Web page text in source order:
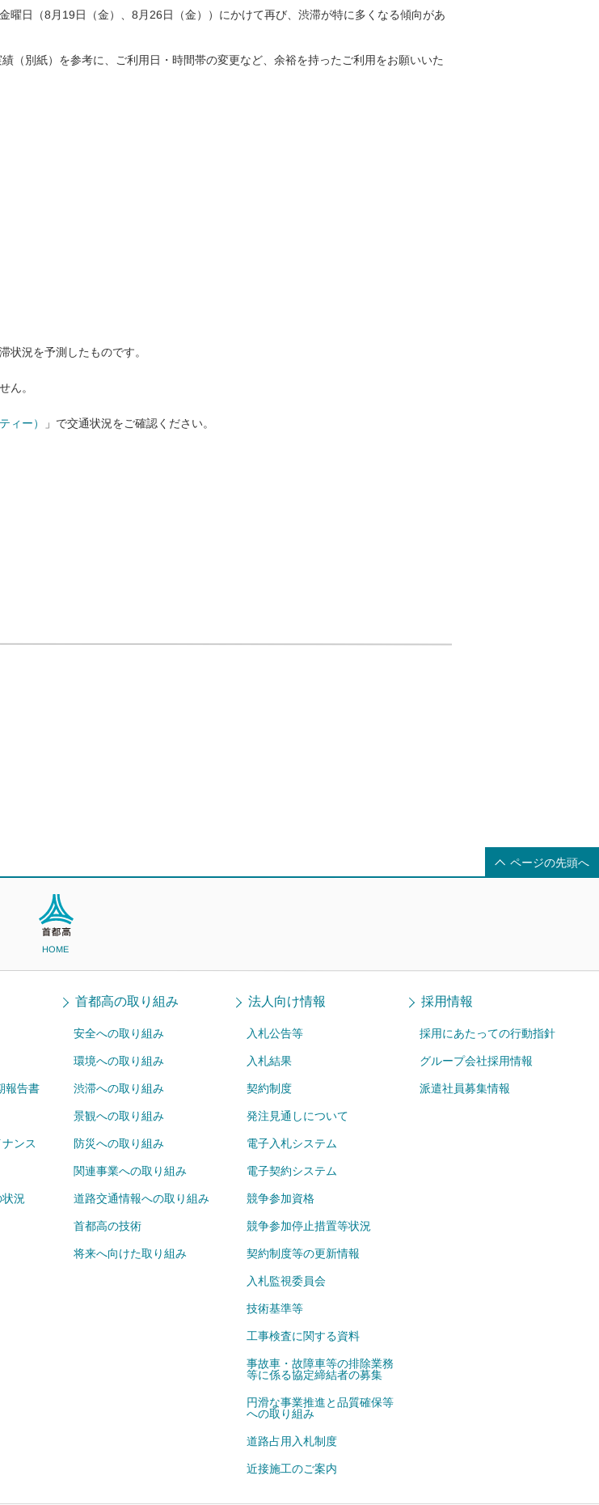
曜日（8月19日（金）、8月26日（金））にかけて再び、渋滞が特に多くなる傾向があ
（別紙）を参考に、ご利用日・時間帯の変更など、余裕を持ったご利用をお願いいた
況を予測したものです。
ん。
ィー） 」で交通状況をご確認ください。
ページの先頭へ
HOME
報告書
ンス
況
首都高の取り組み
安全への取り組み
環境への取り組み
渋滞への取り組み
景観への取り組み
防災への取り組み
関連事業への取り組み
道路交通情報への取り組み
首都高の技術
将来へ向けた取り組み
法人向け情報
入札公告等
入札結果
契約制度
発注見通しについて
電子入札システム
電子契約システム
競争参加資格
競争参加停止措置等状況
契約制度等の更新情報
入札監視委員会
技術基準等
工事検査に関する資料
事故車・故障車等の排除業務
等に係る協定締結者の募集
円滑な事業推進と品質確保等
への取り組み
道路占用入札制度
近接施工のご案内
採用情報
採用にあたっての行動指針
グループ会社採用情報
派遣社員募集情報